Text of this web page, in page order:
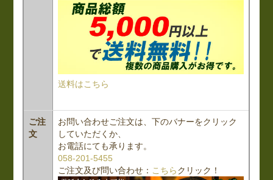
送料はこちら
ご注
文
お問い合わせご注文は、下のバナーをクリック
していただくか、
お電話にても承ります。
058-201-5455
ご注文及び問い合わせ： こちらクリック！